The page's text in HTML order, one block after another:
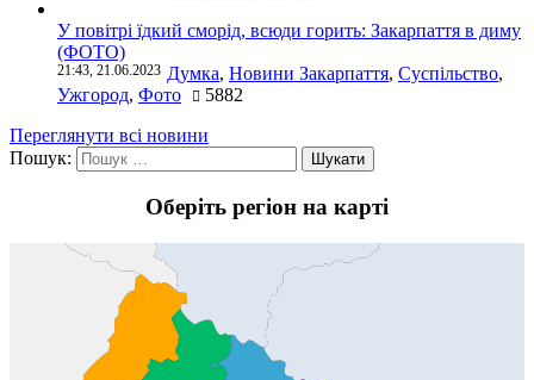
У повітрі їдкий сморід, всюди горить: Закарпаття в диму
(ФОТО)
21:43, 21.06.2023 Думка, Новини Закарпаття, Суспільство,
Ужгород, Фото
5882
Переглянути всі новини
Пошук:
Оберіть регіон на карті